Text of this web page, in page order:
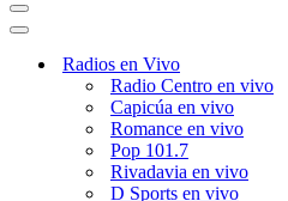
Menú
de
Menú
navegaciónRadios en Vivo
Radio Centro en vivo
Capicúa en vivo
Romance en vivo
Pop 101.7
Rivadavia en vivo
D Sports en vivo